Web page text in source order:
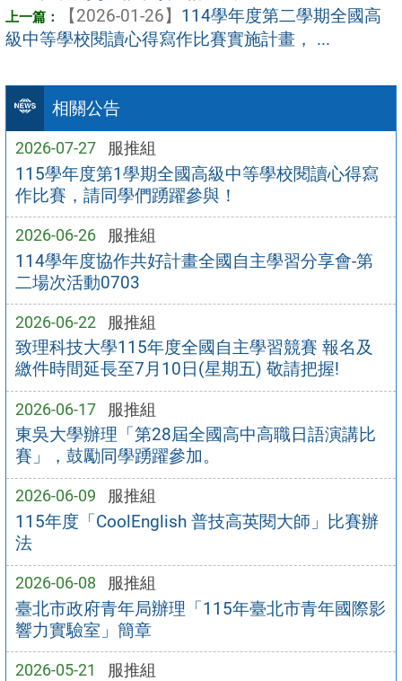
相關公告
2026-07-27 服推組
115學年度第1學期全國高級中等學校閱讀心得寫
作比賽，請同學們踴躍參與！
2026-06-26 服推組
114學年度協作共好計畫全國自主學習分享會-第
二場次活動0703
2026-06-22 服推組
致理科技大學115年度全國自主學習競賽 報名及
繳件時間延長至7月10日(星期五) 敬請把握!
2026-06-17 服推組
東吳大學辦理「第28屆全國高中高職日語演講比
賽」，鼓勵同學踴躍參加。
2026-06-09 服推組
115年度「CoolEnglish 普技高英閱大師」比賽辦
法
2026-06-08 服推組
臺北市政府青年局辦理「115年臺北市青年國際影
響力實驗室」簡章
2026-05-21 服推組
【2026-01-26】 114學年度第二學期全國高
級中等學校閱讀心得寫作比賽實施計畫， ...